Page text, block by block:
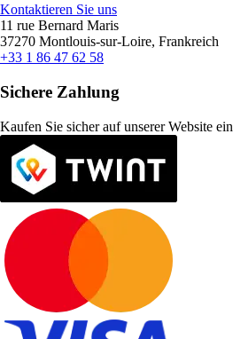
Kontaktieren Sie uns
11 rue Bernard Maris
37270 Montlouis-sur-Loire, Frankreich
+33 1 86 47 62 58
Sichere Zahlung
Kaufen Sie sicher auf unserer Website ein